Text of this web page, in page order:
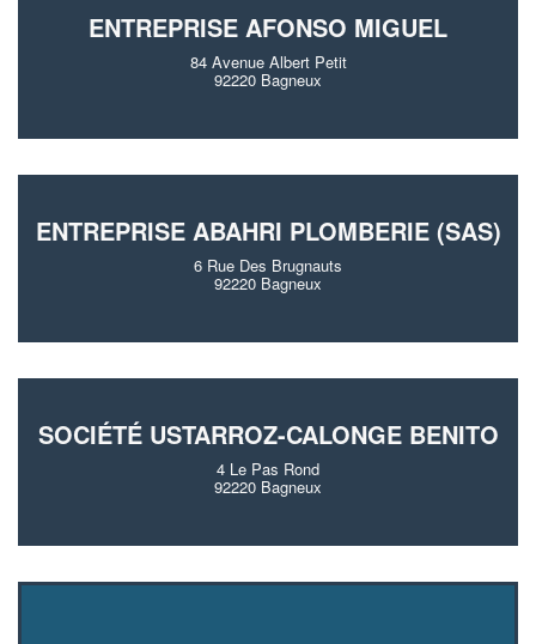
ENTREPRISE AFONSO MIGUEL
84 Avenue Albert Petit
92220 Bagneux
ENTREPRISE ABAHRI PLOMBERIE (SAS)
6 Rue Des Brugnauts
92220 Bagneux
SOCIÉTÉ USTARROZ-CALONGE BENITO
4 Le Pas Rond
92220 Bagneux